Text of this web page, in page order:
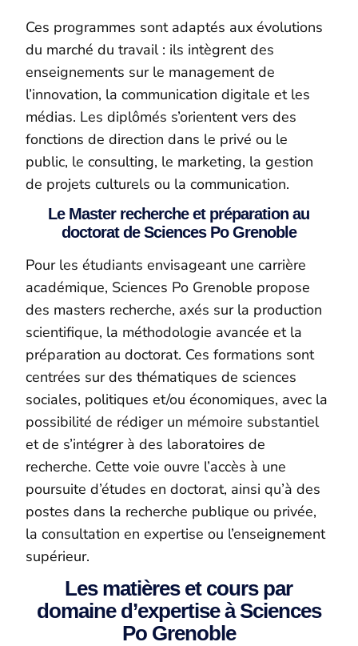
Ces programmes sont adaptés aux évolutions
du marché du travail : ils intègrent des
enseignements sur le management de
l’innovation, la communication digitale et les
médias. Les diplômés s’orientent vers des
fonctions de direction dans le privé ou le
public, le consulting, le marketing, la gestion
de projets culturels ou la communication.
Le Master recherche et préparation au
doctorat de Sciences Po Grenoble
Pour les étudiants envisageant une carrière
académique, Sciences Po Grenoble propose
des masters recherche, axés sur la production
scientifique, la méthodologie avancée et la
préparation au doctorat. Ces formations sont
centrées sur des thématiques de sciences
sociales, politiques et/ou économiques, avec la
possibilité de rédiger un mémoire substantiel
et de s’intégrer à des laboratoires de
recherche. Cette voie ouvre l’accès à une
poursuite d’études en doctorat, ainsi qu’à des
postes dans la recherche publique ou privée,
la consultation en expertise ou l’enseignement
supérieur.
Les matières et cours par
domaine d’expertise à Sciences
Po Grenoble